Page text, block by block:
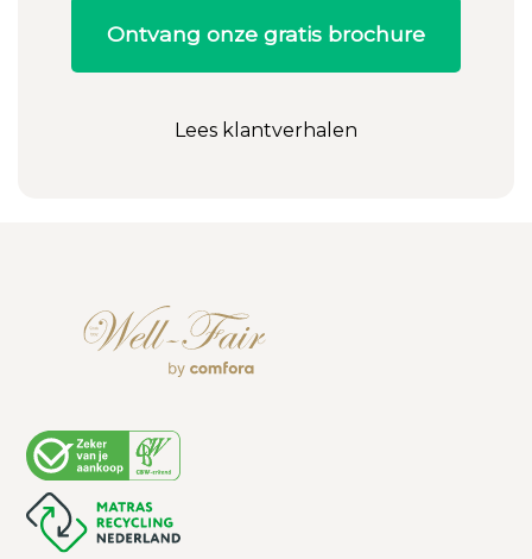
Ontvang onze gratis brochure
Lees klantverhalen